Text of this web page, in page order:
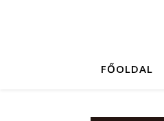
FŐOLDAL